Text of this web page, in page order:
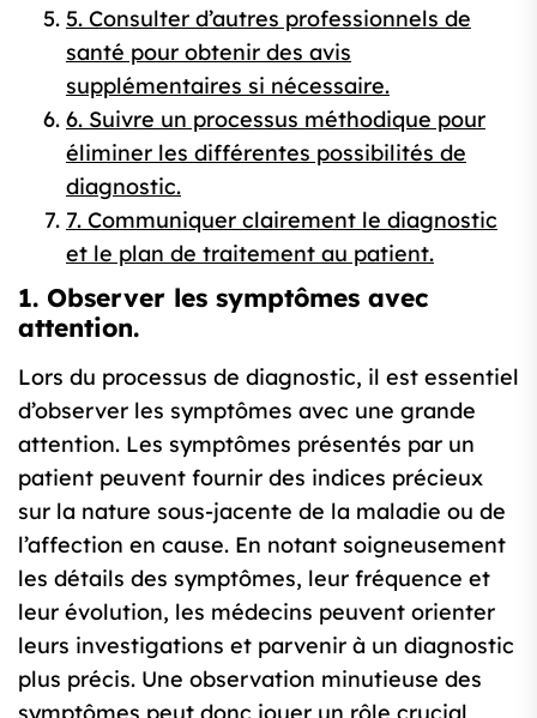
5. Consulter d’autres professionnels de
santé pour obtenir des avis
supplémentaires si nécessaire.
6. Suivre un processus méthodique pour
éliminer les différentes possibilités de
diagnostic.
7. Communiquer clairement le diagnostic
et le plan de traitement au patient.
1. Observer les symptômes avec
attention.
Lors du processus de diagnostic, il est essentiel
d’observer les symptômes avec une grande
attention. Les symptômes présentés par un
patient peuvent fournir des indices précieux
sur la nature sous-jacente de la maladie ou de
l’affection en cause. En notant soigneusement
les détails des symptômes, leur fréquence et
leur évolution, les médecins peuvent orienter
leurs investigations et parvenir à un diagnostic
plus précis. Une observation minutieuse des